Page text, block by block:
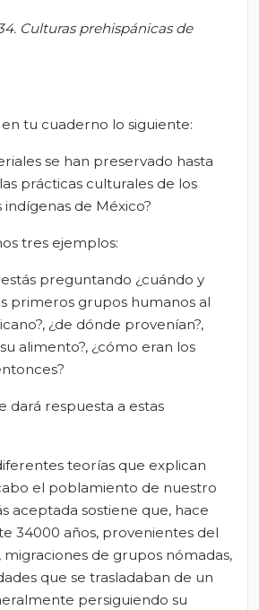
Culturas prehispánicas de
tu cuaderno lo siguiente:
se han preservado hasta
prácticas culturales de los
de México?
tres ejemplos:
preguntando ¿cuándo y
primeros grupos humanos al
¿de dónde provenían?,
alimento?, ¿cómo eran los
dará respuesta a estas
teorías que explican
el poblamiento de nuestro
aceptada sostiene que, hace
34000 años, provenientes del
migraciones de grupos nómadas,
que se trasladaban de un
persiguiendo su